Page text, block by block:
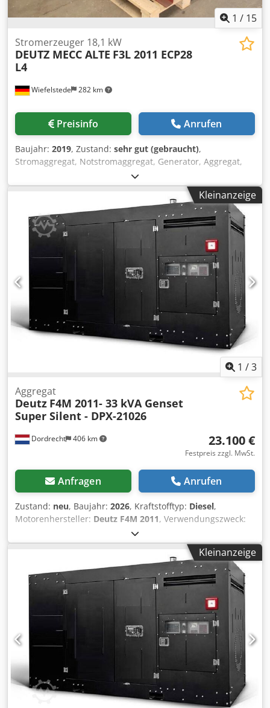
1 / 15
Wiefelstede 282 km
Stromerzeuger 18,1 kW
DEUTZ MECC ALTE F3L 2011 ECP28
L4
Preisinfo Anrufen
Baujahr: 2019, Zustand: sehr gut (gebraucht),
Stromaggregat, Notstromaggregat, Generator, Aggregat,
Stromerzeuger, Stromaggregat, Notstromerzeuger,
Stromerzeugungsaggregat -Zustand: ungebraucht -
Hersteller: Deutz / mecc alte, Stromerzeugungsaggregat
mit Untergestell -Motor: Deutz Typ F3L 2011 kompakter,
öl-/luftgekühlter 3-Zylinder-Dieselmotor -Generator: mecc
alte Typ ECP28 L4 -Techn. Daten: siehe Fotos Typenschilder
-Einzelkomponenten: siehe Fotos -Bemerkung: ohne
Steuerung Csdpfx Ajzi Ab Heivorf -Abmessungen:
1300/640/H850 mm -Gewicht ges.: 452 kg
Kleinanzeige
1 /3
Dordrecht 406 km
Aggregat
Deutz F4M 2011- 33 kVA Genset
Super Silent - DPX-21026
23.100 €
Festpreis zzgl. MwSt.
Anfragen Anrufen
Zustand: neu, Baujahr: 2026, Kraftstofftyp: Diesel,
Motorenhersteller: Deutz F4M 2011, Verwendungszweck:
Bauwesen Leergewicht: 1.550 kg Generatorleistung: 33 kVA
Abmessungen des Laderaums: 240 x 120 x 175 cm CE-
Kennzeichnung: ja Wassertankvolumen: 175 l Csdpfxjznr
Adj Aivsrf Wenden Sie sich an Team DPX, um weitere
Informationen zu erhalten. = Weitere Optionen und
Zubehör = - Battery - Control Panel - Stahldach - Tanker
Kleinanzeige